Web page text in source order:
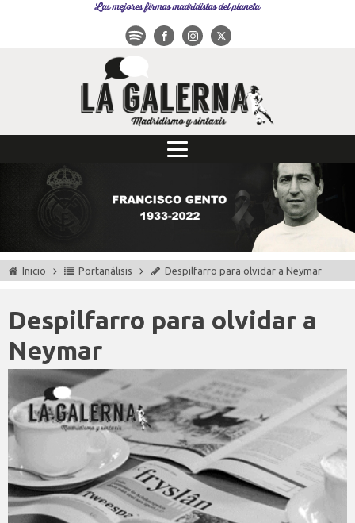
Las mejores firmas madridistas del planeta
Inicio Portanálisis Despilfarro para olvidar a Neymar
Despilfarro para olvidar a
Neymar